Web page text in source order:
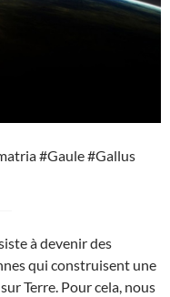
#Gaule #Gallus
à devenir des
qui construisent une
Terre. Pour cela, nous